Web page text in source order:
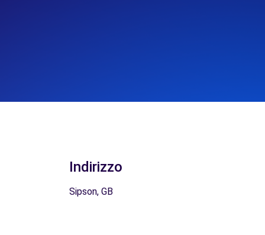
Indirizzo
Sipson, GB